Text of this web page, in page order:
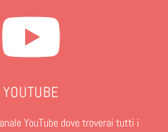
YOUTUBE
YouTube dove troverai tutti i